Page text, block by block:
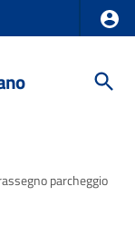
parcheggio